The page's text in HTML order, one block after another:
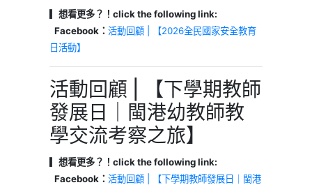
▎想看更多？！click the following link:
Facebook： 活動回顧 | 【2026全民國家安全教育
日活動】
活動回顧 | 【下學期教師
發展日｜閩港幼教師教
學交流考察之旅】
▎想看更多？！click the following link:
Facebook： 活動回顧 | 【下學期教師發展日｜閩港